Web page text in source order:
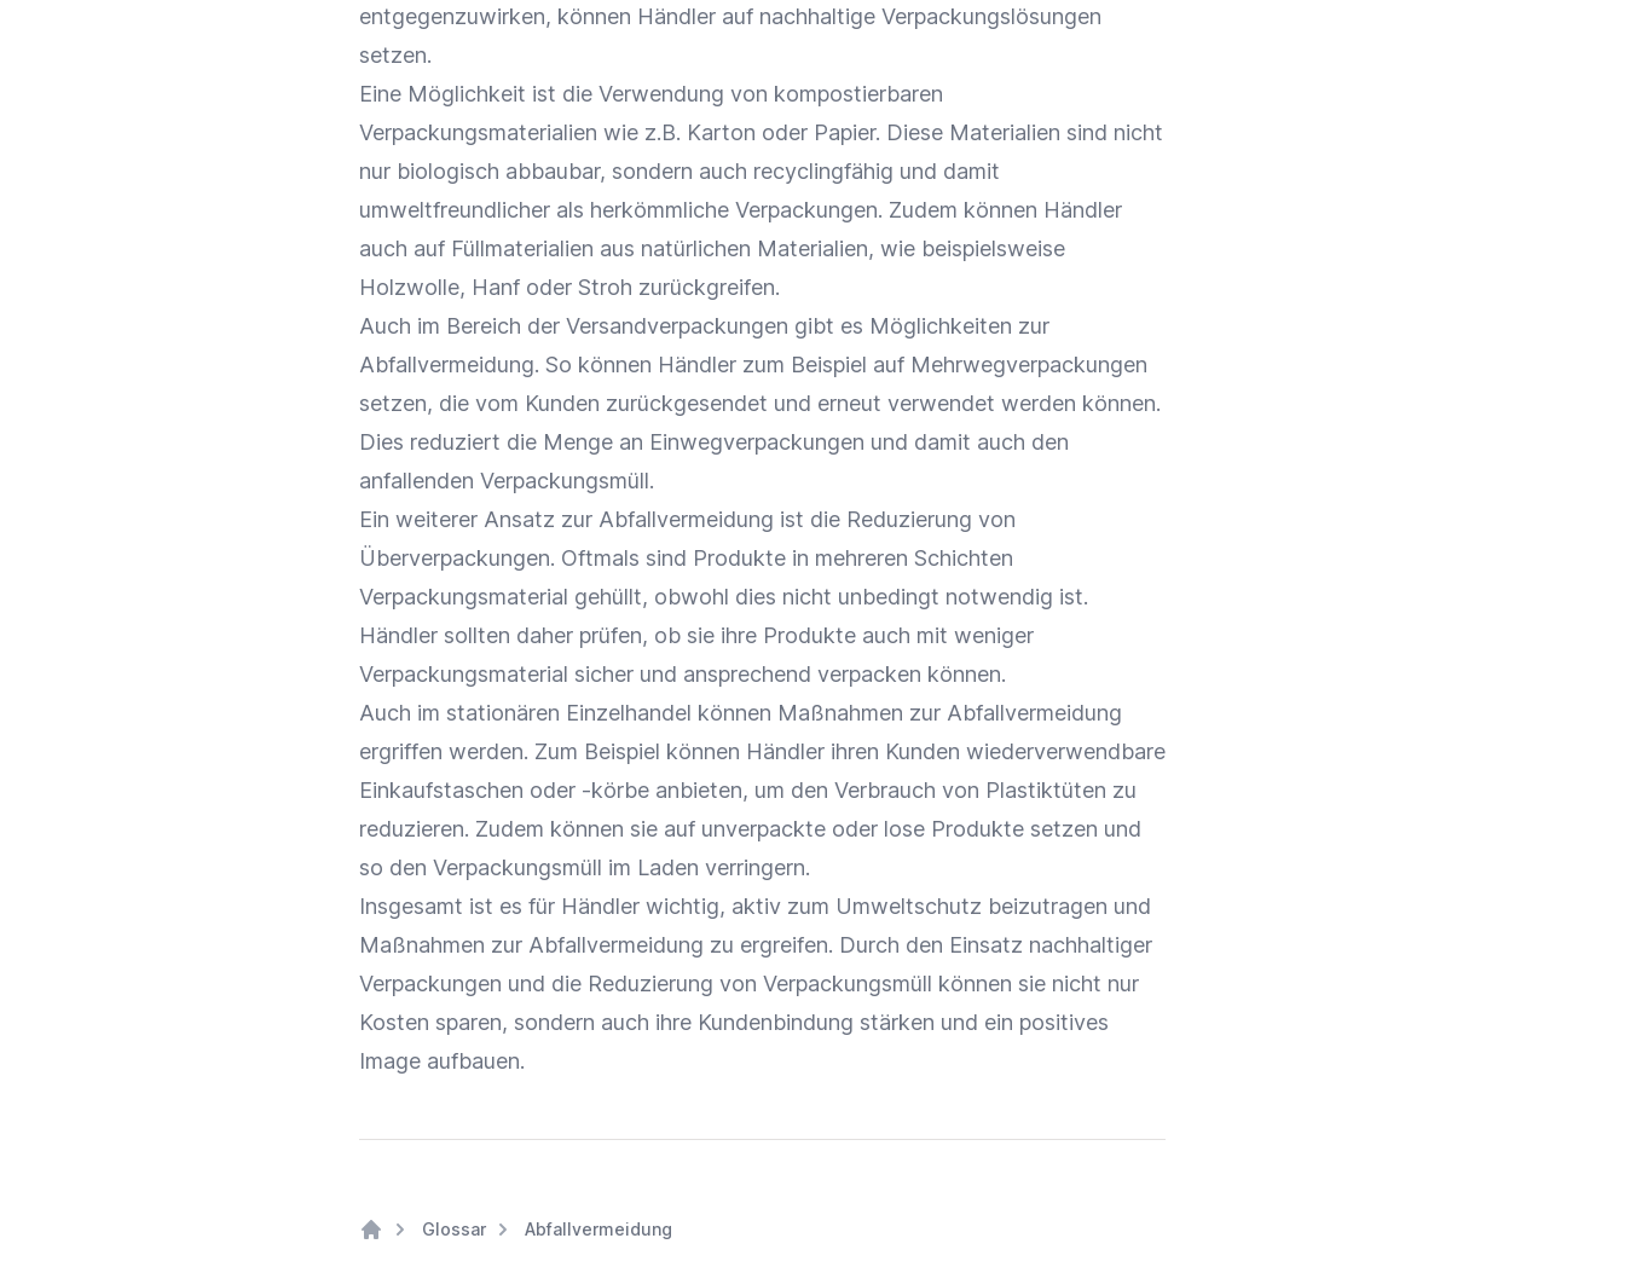
entgegenzuwirken, können Händler auf nachhaltige Verpackungslösungen
setzen.
Eine Möglichkeit ist die Verwendung von kompostierbaren
Verpackungsmaterialien wie z.B. Karton oder Papier. Diese Materialien sind nicht
nur biologisch abbaubar, sondern auch recyclingfähig und damit
umweltfreundlicher als herkömmliche Verpackungen. Zudem können Händler
auch auf Füllmaterialien aus natürlichen Materialien, wie beispielsweise
Holzwolle, Hanf oder Stroh zurückgreifen.
Auch im Bereich der Versandverpackungen gibt es Möglichkeiten zur
Abfallvermeidung. So können Händler zum Beispiel auf Mehrwegverpackungen
setzen, die vom Kunden zurückgesendet und erneut verwendet werden können.
Dies reduziert die Menge an Einwegverpackungen und damit auch den
anfallenden Verpackungsmüll.
Ein weiterer Ansatz zur Abfallvermeidung ist die Reduzierung von
Überverpackungen. Oftmals sind Produkte in mehreren Schichten
Verpackungsmaterial gehüllt, obwohl dies nicht unbedingt notwendig ist.
Händler sollten daher prüfen, ob sie ihre Produkte auch mit weniger
Verpackungsmaterial sicher und ansprechend verpacken können.
Auch im stationären Einzelhandel können Maßnahmen zur Abfallvermeidung
ergriffen werden. Zum Beispiel können Händler ihren Kunden wiederverwendbare
Einkaufstaschen oder -körbe anbieten, um den Verbrauch von Plastiktüten zu
reduzieren. Zudem können sie auf unverpackte oder lose Produkte setzen und
so den Verpackungsmüll im Laden verringern.
Insgesamt ist es für Händler wichtig, aktiv zum Umweltschutz beizutragen und
Maßnahmen zur Abfallvermeidung zu ergreifen. Durch den Einsatz nachhaltiger
Verpackungen und die Reduzierung von Verpackungsmüll können sie nicht nur
Kosten sparen, sondern auch ihre Kundenbindung stärken und ein positives
Image aufbauen.
Glossar Abfallvermeidung